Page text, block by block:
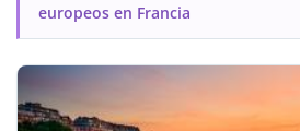
europeos en Francia